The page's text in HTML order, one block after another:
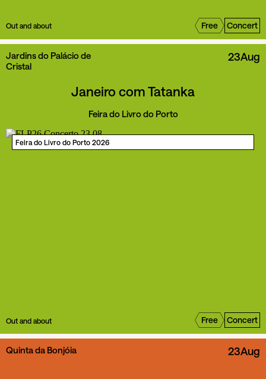
Out and about Free Concert
Jardins do Palácio de
Cristal
23Aug
Janeiro com Tatanka
Feira do Livro do Porto
Feira do Livro do Porto 2026
Out and about Free Concert
Quinta da Bonjóia 23Aug